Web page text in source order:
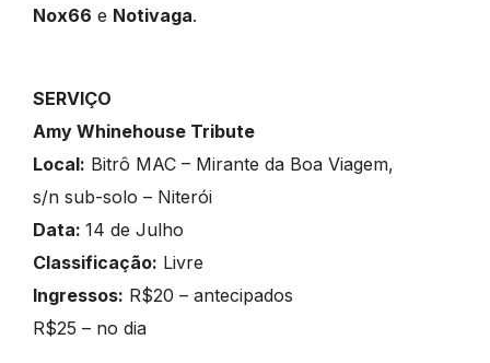
Nox66 e Notivaga.
SERVIÇO
Amy Whinehouse Tribute
Local: Bitrô MAC – Mirante da Boa Viagem,
s/n sub-solo – Niterói
Data: 14 de Julho
Classificação: Livre
Ingressos: R$20 – antecipados
R$25 – no dia